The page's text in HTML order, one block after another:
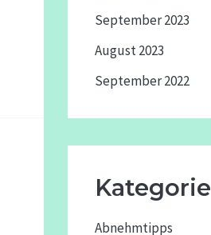
September 2023
August 2023
September 2022
Kategorie
Abnehmtipps